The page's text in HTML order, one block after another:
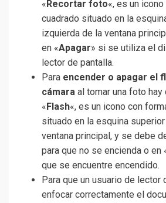
« Recortar foto«, es un
cuadrado situado en la
izquierda de la ventana
en «Apagar» si se utiliza el
lector de pantalla.
Para encender o apagar el
cámara al tomar una foto
« Flash«, es un icono con
situado en la esquina
ventana principal, y se debe
para que no se encienda o en
que se encuentre encendido.
Para que un usuario de lector
enfocar correctamente el